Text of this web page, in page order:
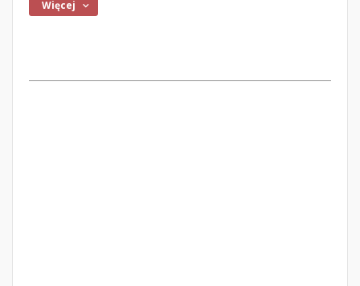
Więcej